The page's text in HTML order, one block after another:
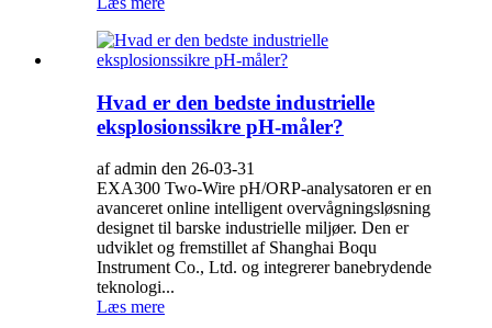
Hvad er den bedste industrielle
eksplosionssikre pH-måler?
af admin den 26-03-31
EXA300 Two-Wire pH/ORP-analysatoren er en
avanceret online intelligent overvågningsløsning
designet til barske industrielle miljøer. Den er
udviklet og fremstillet af Shanghai Boqu
Instrument Co., Ltd. og integrerer banebrydende
teknologi...
Læs mere